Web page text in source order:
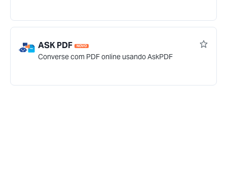
ASK PDF NOVO
Converse com PDF online usando AskPDF